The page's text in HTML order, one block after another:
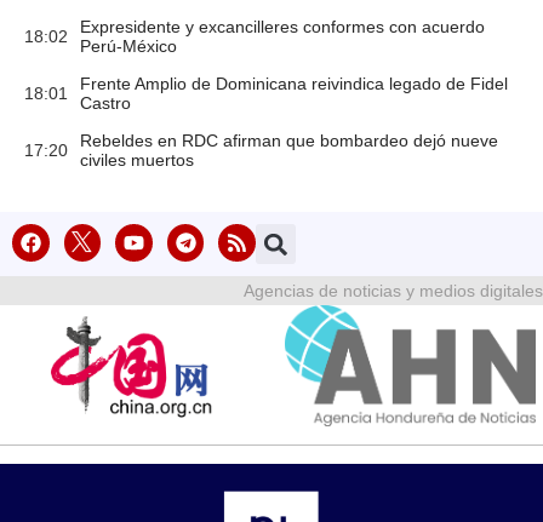
18:02
Expresidente y excancilleres conformes con acuerdo
Perú-México
18:01
Frente Amplio de Dominicana reivindica legado de Fidel
Castro
17:20
Rebeldes en RDC afirman que bombardeo dejó nueve
civiles muertos
Agencias de noticias y medios digitales